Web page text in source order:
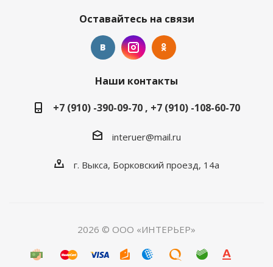
Оставайтесь на связи
Наши контакты
+7 (910) -390-09-70 , +7 (910) -108-60-70
interuer@mail.ru
г. Выкса, Борковский проезд, 14а
2026 © ООО «ИНТЕРЬЕР»